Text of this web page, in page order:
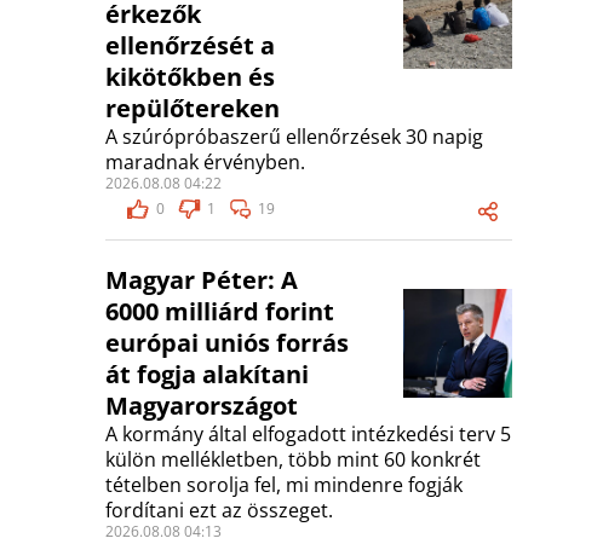
érkezők
ellenőrzését a
kikötőkben és
repülőtereken
A szúrópróbaszerű ellenőrzések 30 napig
maradnak érvényben.
2026.08.08 04:22
0
1 19
Magyar Péter: A
6000 milliárd forint
európai uniós forrás
át fogja alakítani
Magyarországot
A kormány által elfogadott intézkedési terv 5
külön mellékletben, több mint 60 konkrét
tételben sorolja fel, mi mindenre fogják
fordítani ezt az összeget.
2026.08.08 04:13